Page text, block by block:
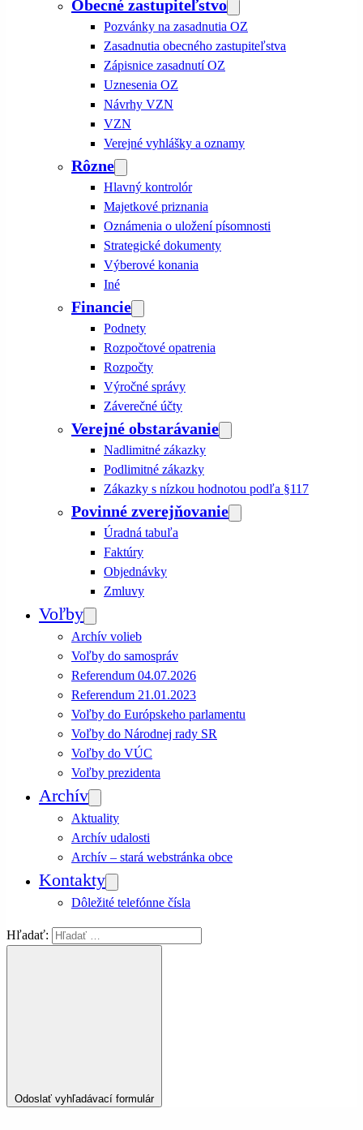
Obecné zastupiteľstvo
Pozvánky na zasadnutia OZ
Zasadnutia obecného zastupiteľstva
Zápisnice zasadnutí OZ
Uznesenia OZ
Návrhy VZN
VZN
Verejné vyhlášky a oznamy
Rôzne
Hlavný kontrolór
Majetkové priznania
Oznámenia o uložení písomnosti
Strategické dokumenty
Výberové konania
Iné
Financie
Podnety
Rozpočtové opatrenia
Rozpočty
Výročné správy
Záverečné účty
Verejné obstarávanie
Nadlimitné zákazky
Podlimitné zákazky
Zákazky s nízkou hodnotou podľa §117
Povinné zverejňovanie
Úradná tabuľa
Faktúry
Objednávky
Zmluvy
Voľby
Archív volieb
Voľby do samospráv
Referendum 04.07.2026
Referendum 21.01.2023
Voľby do Európskeho parlamentu
Voľby do Národnej rady SR
Voľby do VÚC
Voľby prezidenta
Archív
Aktuality
Archív udalosti
Archív – stará webstránka obce
Kontakty
Dôležité telefónne čísla
Hľadať:
Odoslať vyhľadávací formulár